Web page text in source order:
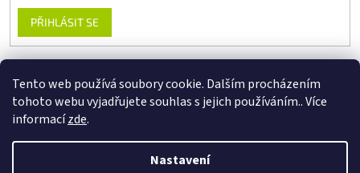
Tento web používá soubory cookie. Dalším procházením
tohoto webu vyjadřujete souhlas s jejich používáním.. Více
informacízde.
Nastavení
PŘIHLÁSIT SE
www.planika.cz www.trekingovaobuv.cz www.regaobuv.cz
Vytvořil Shoptet